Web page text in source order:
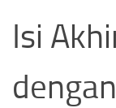
Isi